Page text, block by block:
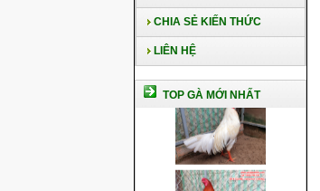
CHIA SẺ KIẾN THỨC
LIÊN HỆ
TOP GÀ MỚI NHẤT